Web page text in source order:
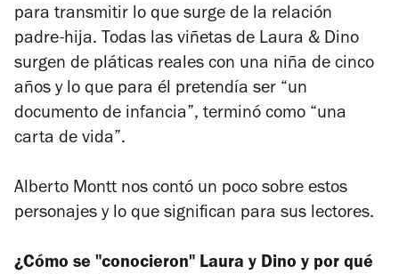
para transmitir lo que surge de la relación
padre-hija. Todas las viñetas de Laura & Dino
surgen de pláticas reales con una niña de cinco
años y lo que para él pretendía ser “un
documento de infancia”, terminó como “una
carta de vida”.
Alberto Montt nos contó un poco sobre estos
personajes y lo que significan para sus lectores.
¿Cómo se "conocieron" Laura y Dino y por qué